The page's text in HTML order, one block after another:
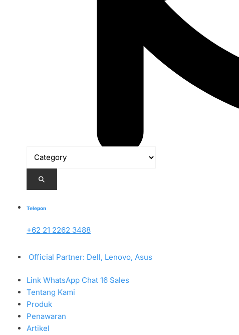
Telepon
+62 21 2262 3488
Official Partner: Dell, Lenovo, Asus
Link WhatsApp Chat 16 Sales
Tentang Kami
Produk
Penawaran
Artikel